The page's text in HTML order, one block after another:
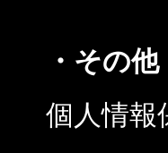
・その他
個人情報